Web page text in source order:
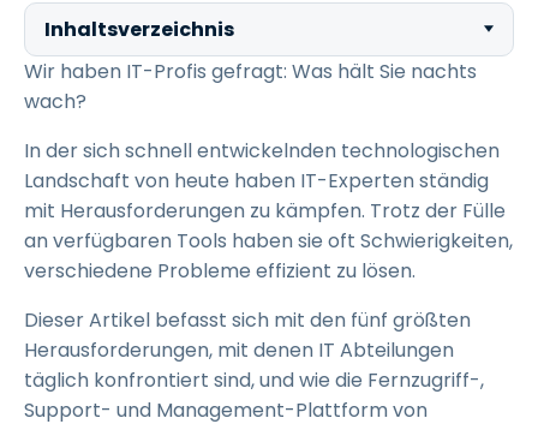
Inhaltsverzeichnis
Wir haben IT-Profis gefragt: Was hält Sie nachts
wach?
In der sich schnell entwickelnden technologischen
Landschaft von heute haben IT-Experten ständig
mit Herausforderungen zu kämpfen. Trotz der Fülle
an verfügbaren Tools haben sie oft Schwierigkeiten,
verschiedene Probleme effizient zu lösen.
Dieser Artikel befasst sich mit den fünf größten
Herausforderungen, mit denen IT Abteilungen
täglich konfrontiert sind, und wie die Fernzugriff-,
Support- und Management-Plattform von